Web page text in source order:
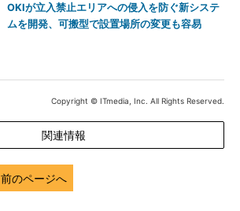
OKIが立入禁止エリアへの侵入を防ぐ新システ
ムを開発、可搬型で設置場所の変更も容易
Copyright © ITmedia, Inc. All Rights Reserved.
関連情報
前のページへ